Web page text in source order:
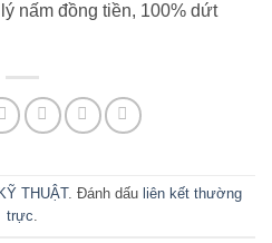
nấm đồng tiền, 100% dứt
KỸ THUẬT. Đánh dấu liên kết thường
trực.